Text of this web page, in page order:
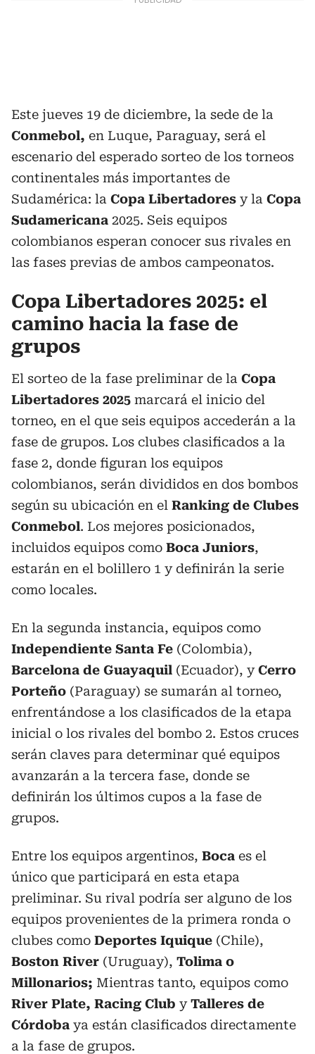
Este jueves 19 de diciembre, la sede de la
Conmebol, en Luque, Paraguay, será el
escenario del esperado sorteo de los torneos
continentales más importantes de
Sudamérica: la Copa Libertadores y la Copa
Sudamericana 2025. Seis equipos
colombianos esperan conocer sus rivales en
las fases previas de ambos campeonatos.
Copa Libertadores 2025: el
camino hacia la fase de
grupos
El sorteo de la fase preliminar de la Copa
Libertadores 2025 marcará el inicio del
torneo, en el que seis equipos accederán a la
fase de grupos. Los clubes clasificados a la
fase 2, donde figuran los equipos
colombianos, serán divididos en dos bombos
según su ubicación en el Ranking de Clubes
Conmebol. Los mejores posicionados,
incluidos equipos como Boca Juniors,
estarán en el bolillero 1 y definirán la serie
como locales.
En la segunda instancia, equipos como
Independiente Santa Fe (Colombia),
Barcelona de Guayaquil (Ecuador), yCerro
Porteño (Paraguay) se sumarán al torneo,
enfrentándose a los clasificados de la etapa
inicial o los rivales del bombo 2. Estos cruces
serán claves para determinar qué equipos
avanzarán a la tercera fase, donde se
definirán los últimos cupos a la fase de
grupos.
Entre los equipos argentinos, Boca es el
único que participará en esta etapa
preliminar. Su rival podría ser alguno de los
equipos provenientes de la primera ronda o
clubes como Deportes Iquique (Chile),
Boston River (Uruguay), Tolima o
Millonarios; Mientras tanto, equipos como
River Plate, Racing Club yTalleres de
Córdoba ya están clasificados directamente
a la fase de grupos.